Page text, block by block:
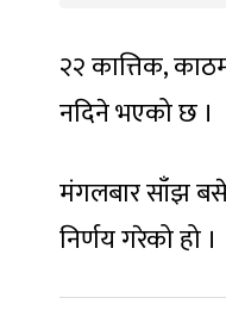
२२ कात्तिक,
नदिने भएको छ ।
मंगलबार साँझ
निर्णय गरेको हो ।